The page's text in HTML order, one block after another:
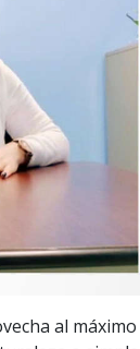
al